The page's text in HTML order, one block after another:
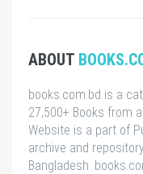
ABOUT
books.com.bd is a
27,500+ Books from
Website is a part of
archive and
Bangladesh.